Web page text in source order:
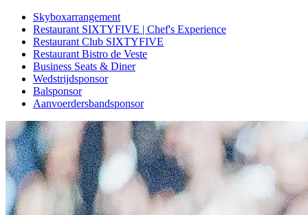
Skyboxarrangement
Restaurant SIXTYFIVE | Chef's Experience
Restaurant Club SIXTYFIVE
Restaurant Bistro de Veste
Business Seats & Diner
Wedstrijdsponsor
Balsponsor
Aanvoerdersbandsponsor